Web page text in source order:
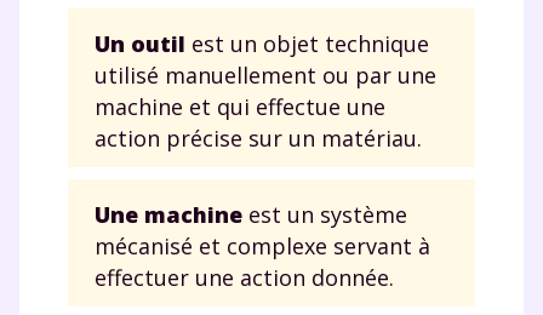
Un outil est un objet technique
utilisé manuellement ou par une
machine et qui effectue une
action précise sur un matériau.
Une machine est un système
mécanisé et complexe servant à
effectuer une action donnée.